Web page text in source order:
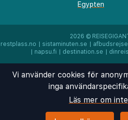
Egypten
2026 ©
restplass.no
sistaminuten.se
napsu.fi destination.se
Vi använder cookies för
inga
Läs mer om